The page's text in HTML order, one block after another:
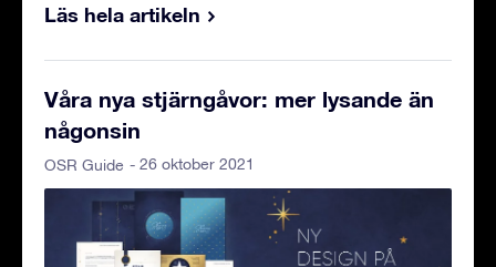
Läs hela artikeln
Våra nya stjärngåvor: mer lysande än
någonsin
OSR Guide - 26 oktober 2021